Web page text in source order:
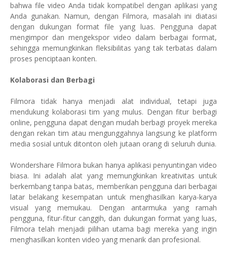
bahwa file video Anda tidak kompatibel dengan aplikasi yang
Anda gunakan. Namun, dengan Filmora, masalah ini diatasi
dengan dukungan format file yang luas. Pengguna dapat
mengimpor dan mengekspor video dalam berbagai format,
sehingga memungkinkan fleksibilitas yang tak terbatas dalam
proses penciptaan konten.
Kolaborasi dan Berbagi
Filmora tidak hanya menjadi alat individual, tetapi juga
mendukung kolaborasi tim yang mulus. Dengan fitur berbagi
online, pengguna dapat dengan mudah berbagi proyek mereka
dengan rekan tim atau mengunggahnya langsung ke platform
media sosial untuk ditonton oleh jutaan orang di seluruh dunia.
Wondershare Filmora bukan hanya aplikasi penyuntingan video
biasa. Ini adalah alat yang memungkinkan kreativitas untuk
berkembang tanpa batas, memberikan pengguna dari berbagai
latar belakang kesempatan untuk menghasilkan karya-karya
visual yang memukau. Dengan antarmuka yang ramah
pengguna, fitur-fitur canggih, dan dukungan format yang luas,
Filmora telah menjadi pilihan utama bagi mereka yang ingin
menghasilkan konten video yang menarik dan profesional.